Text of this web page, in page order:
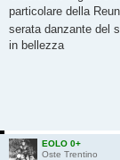
a
g
particolare della
serata danzante del
in bellezza
EOLO 0+
Oste Trentino